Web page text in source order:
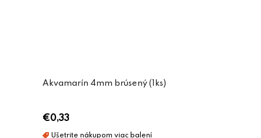
Akvamarín 4mm brúsený (1ks)
€0,33